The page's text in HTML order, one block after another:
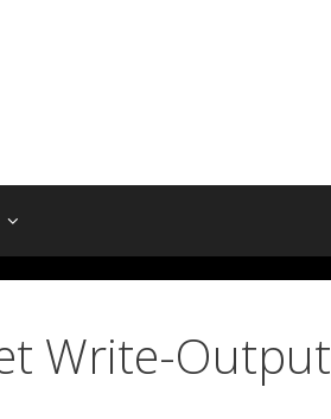
Write-Output